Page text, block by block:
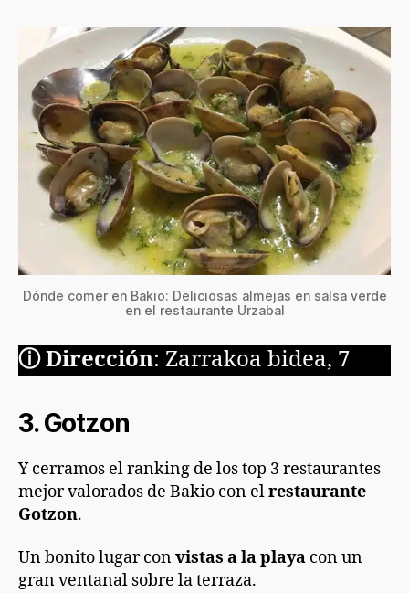
Dónde comer en Bakio: Deliciosas almejas en salsa verde
en el restaurante Urzabal
ⓘ Dirección: Zarrakoa bidea, 7
3. Gotzon
Y cerramos el ranking de los top 3 restaurantes
mejor valorados de Bakio con elrestaurante
Gotzon.
Un bonito lugar convistas a la playa con un
gran ventanal sobre la terraza.